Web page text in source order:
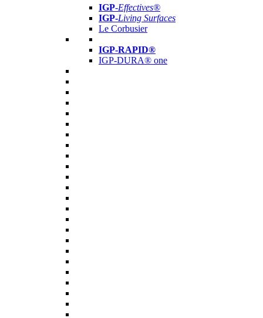
IGP-Effectives®
IGP-Living Surfaces
Le Corbusier
IGP-RAPID®
IGP-DURA® one